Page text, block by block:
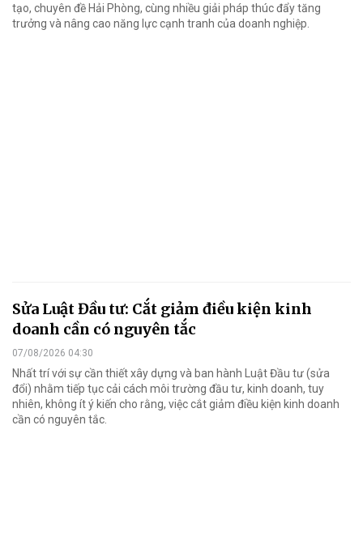
tạo, chuyên đề Hải Phòng, cùng nhiều giải pháp thúc đẩy tăng
trưởng và nâng cao năng lực cạnh tranh của doanh nghiệp.
Sửa Luật Đầu tư: Cắt giảm điều kiện kinh
doanh cần có nguyên tắc
07/08/2026 04:30
Nhất trí với sự cần thiết xây dựng và ban hành Luật Đầu tư (sửa
đổi) nhằm tiếp tục cải cách môi trường đầu tư, kinh doanh, tuy
nhiên, không ít ý kiến cho rằng, việc cắt giảm điều kiện kinh doanh
cần có nguyên tắc.